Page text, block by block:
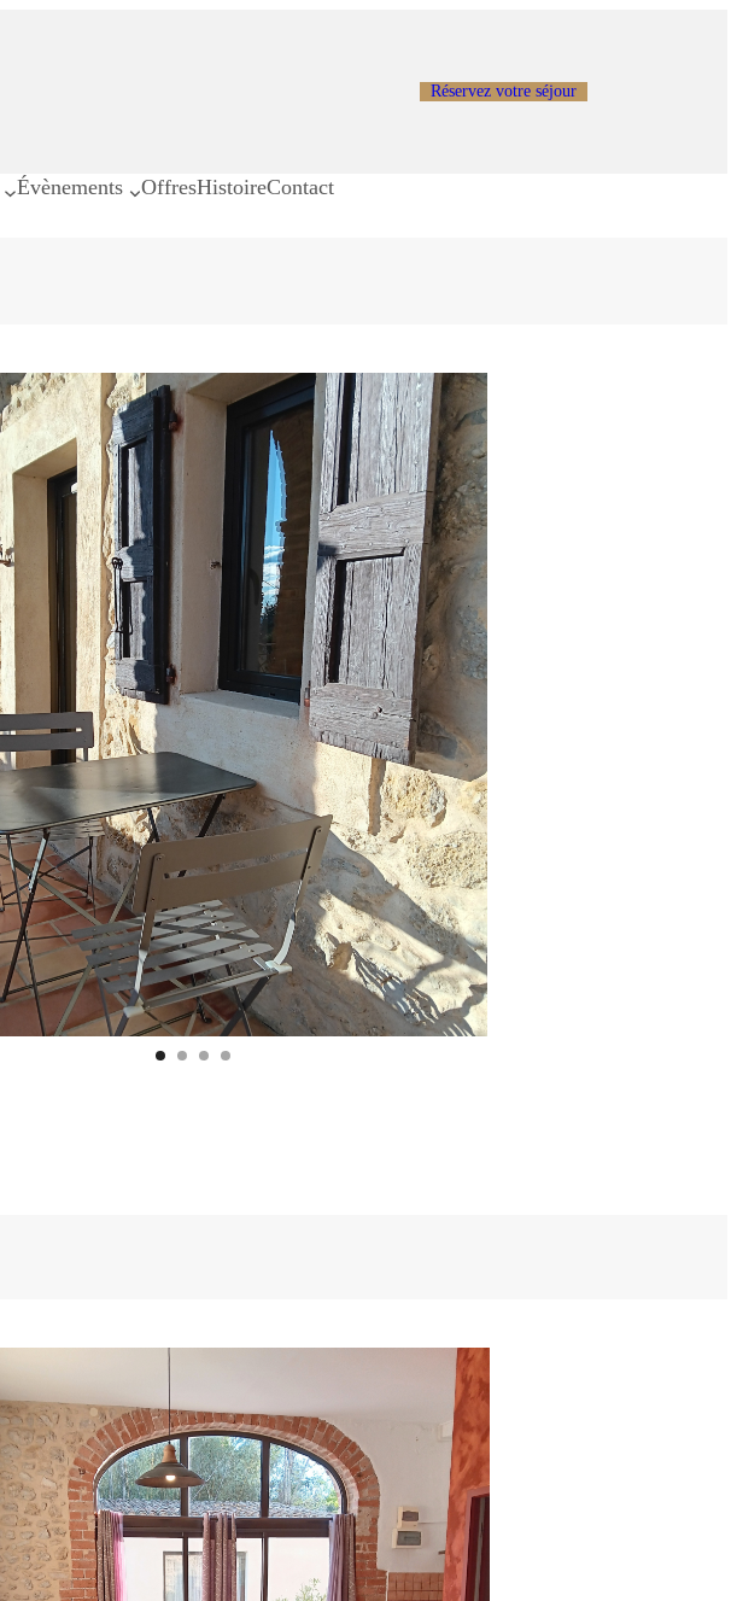
Réservez votre séjour
Évènements OffresHistoireContact